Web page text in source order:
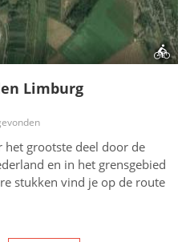
Limburg
het grootste deel door de
en in het grensgebied
stukken vind je op de route